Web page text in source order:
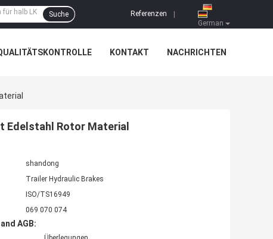
German
Referenzen
Suche
KONTAKT NACHRICHTEN
Edelstahl Rotor Material
shandong
Trailer Hydraulic Brakes
ISO/TS16949
069 070 074
AGB: